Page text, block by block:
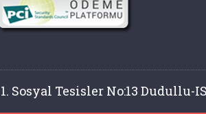
Sosyal Tesisler No:13 Dudullu-